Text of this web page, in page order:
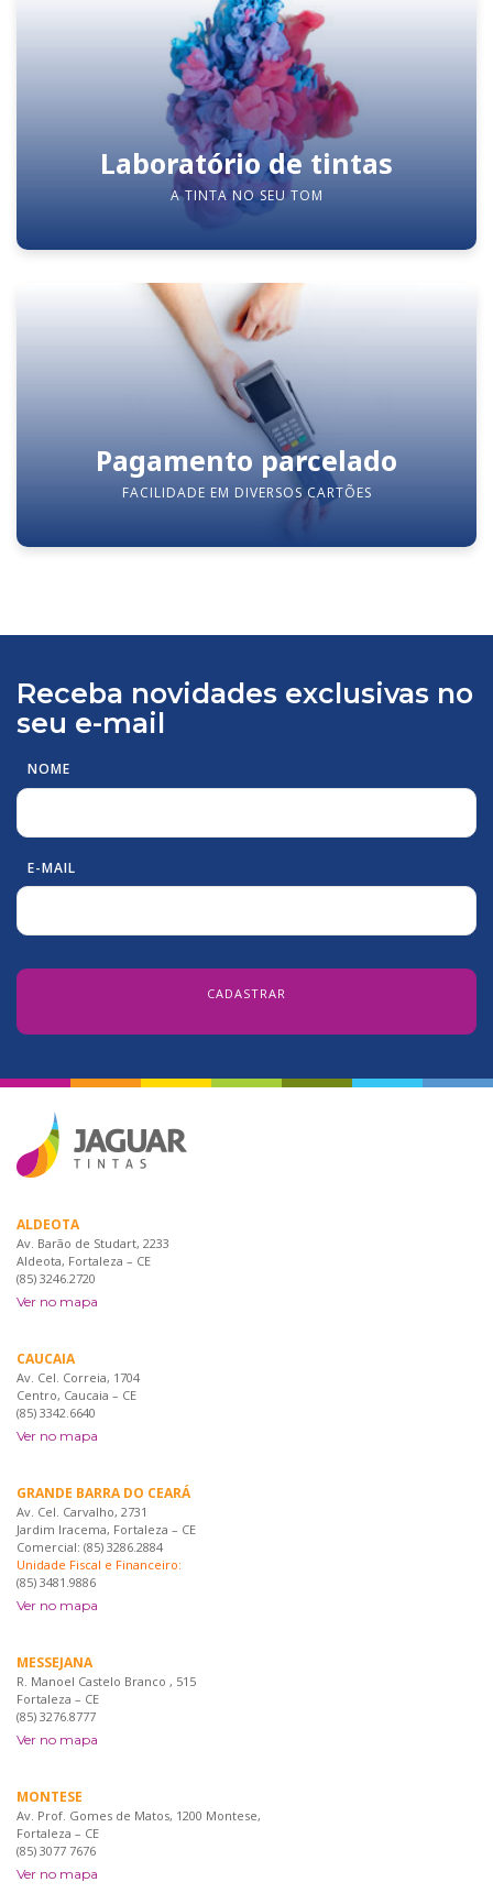
Laboratório de tintas
A TINTA NO SEU TOM
Pagamento parcelado
FACILIDADE EM DIVERSOS CARTÕES
Receba novidades exclusivas no
seu e-mail
NOME
E-MAIL
ALDEOTA
Av. Barão de Studart, 2233
Aldeota, Fortaleza – CE
(85) 3246.2720
Ver no mapa
CAUCAIA
Av. Cel. Correia, 1704
Centro, Caucaia – CE
(85) 3342.6640
Ver no mapa
GRANDE BARRA DO CEARÁ
Av. Cel. Carvalho, 2731
Jardim Iracema, Fortaleza – CE
Comercial: (85) 3286.2884
Unidade Fiscal e Financeiro:
(85) 3481.9886
Ver no mapa
MESSEJANA
R. Manoel Castelo Branco , 515
Fortaleza – CE
(85) 3276.8777
Ver no mapa
MONTESE
Av. Prof. Gomes de Matos, 1200 Montese,
Fortaleza – CE
(85) 3077 7676
Ver no mapa